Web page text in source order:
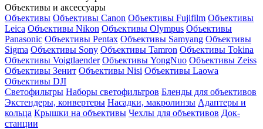
Объективы и аксессуары
Объективы Объективы Canon Объективы Fujifilm Объективы
Leica Объективы Nikon Объективы Olympus Объективы
Panasonic Объективы Pentax Объективы Samyang Объективы
Sigma Объективы Sony Объективы Tamron Объективы Tokina
Объективы Voigtlaender Объективы YongNuo Объективы Zeiss
Объективы Зенит Объективы Nisi Объективы Laowa
Объективы DJI
Светофильтры Наборы светофильтров Бленды для объективов
Экстендеры, конвертеры Насадки, макролинзы Адаптеры и
кольца Крышки на объективы Чехлы для объективов Док-
станции